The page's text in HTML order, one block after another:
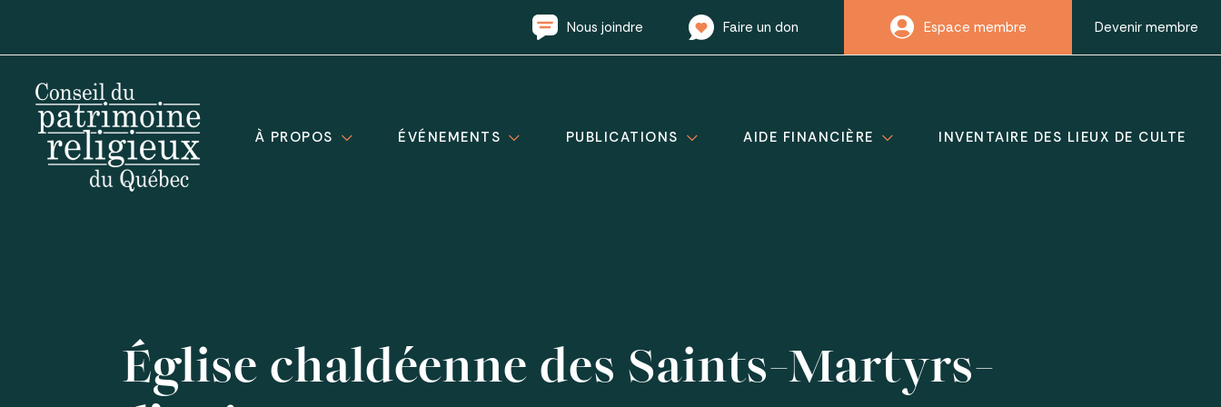
Nous joindre Faire un don Espace membre Devenir membre
À PROPOS ÉVÉNEMENTS PUBLICATIONS AIDE FINANCIÈRE INVENTAIRE DES LIEUX DE CULTE
Église chaldéenne des Saints-Martyrs-